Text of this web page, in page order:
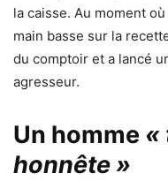
la caisse. Au moment
main basse sur la
du comptoir et a lancé
agresseur.
Un homme «
honnête »